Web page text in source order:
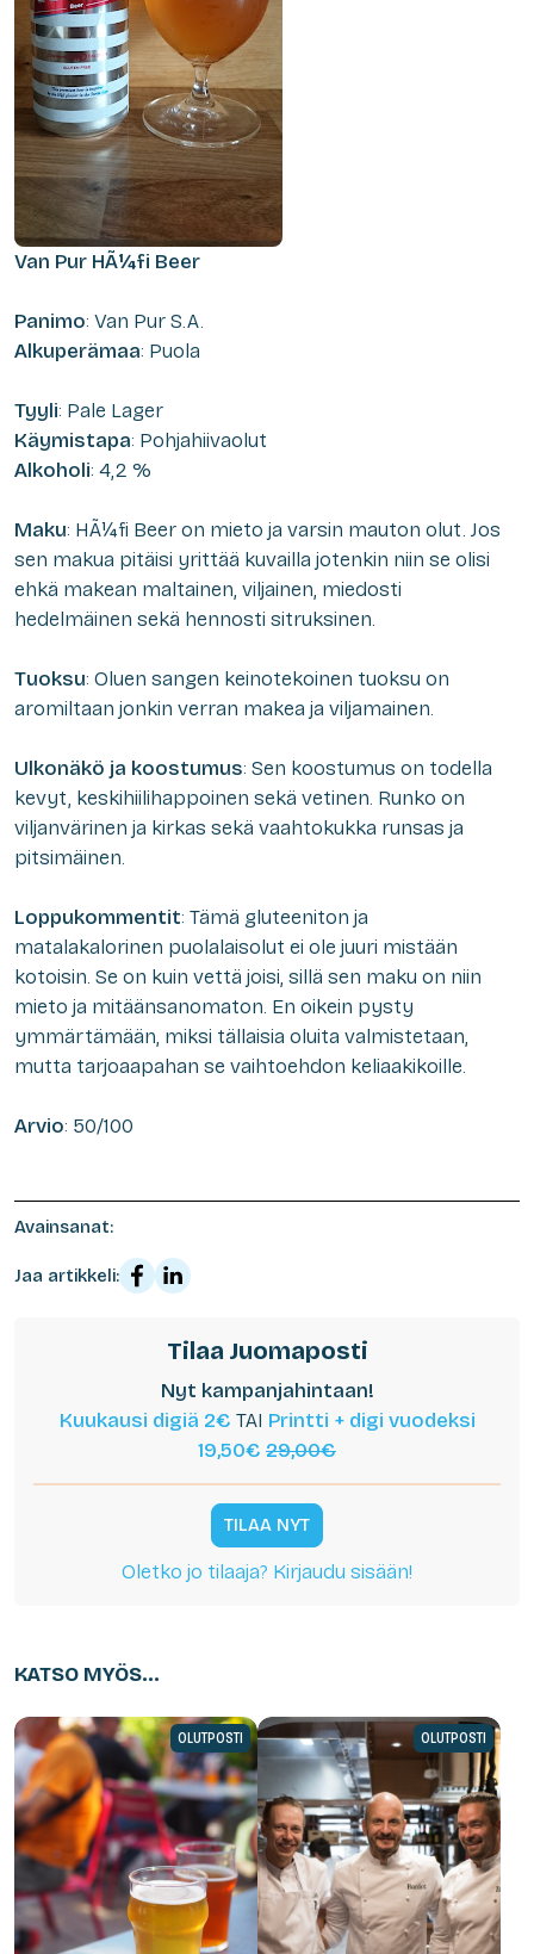
Van Pur HÃ¼fi Beer
Panimo: Van Pur S.A.
Alkuperämaa: Puola
Tyyli: Pale Lager
Käymistapa: Pohjahiivaolut
Alkoholi: 4,2 %
Maku: HÃ¼fi Beer on mieto ja varsin mauton olut. Jos
sen makua pitäisi yrittää kuvailla jotenkin niin se olisi
ehkä makean maltainen, viljainen, miedosti
hedelmäinen sekä hennosti sitruksinen.
Tuoksu: Oluen sangen keinotekoinen tuoksu on
aromiltaan jonkin verran makea ja viljamainen.
Ulkonäkö ja koostumus: Sen koostumus on todella
kevyt, keskihiilihappoinen sekä vetinen. Runko on
viljanvärinen ja kirkas sekä vaahtokukka runsas ja
pitsimäinen.
Loppukommentit: Tämä gluteeniton ja
matalakalorinen puolalaisolut ei ole juuri mistään
kotoisin. Se on kuin vettä joisi, sillä sen maku on niin
mieto ja mitäänsanomaton. En oikein pysty
ymmärtämään, miksi tällaisia oluita valmistetaan,
mutta tarjoaapahan se vaihtoehdon keliaakikoille.
Arvio: 50/100
Avainsanat:
Jaa artikkeli:
Tilaa Juomaposti
Nyt kampanjahintaan!
Kuukausi digiä 2€ TAI Printti + digi vuodeksi
19,50€ 29,00€
TILAA NYT
Oletko jo tilaaja? Kirjaudu sisään!
KATSO MYÖS...
OLUTPOSTI OLUTPOSTI